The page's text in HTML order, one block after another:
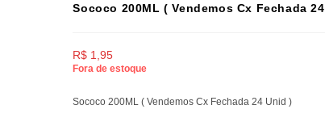
Sococo 200ML ( Vendemos Cx Fechada
R$ 1,95
Fora de estoque
Sococo 200ML ( Vendemos Cx Fechada 24 Unid )